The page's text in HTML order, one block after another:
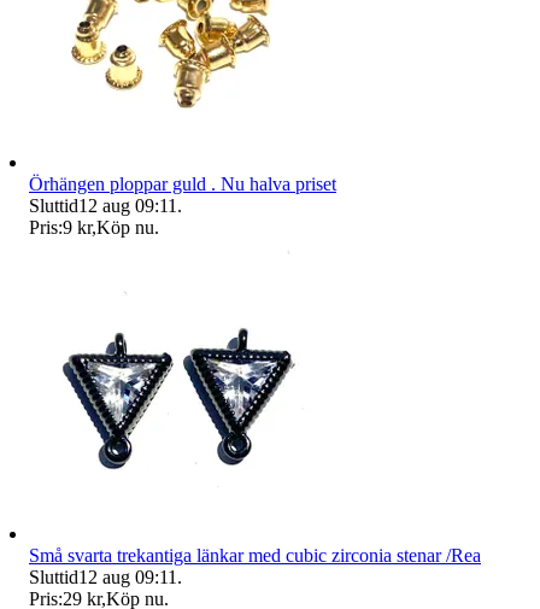
Örhängen ploppar guld . Nu halva priset
Sluttid12 aug 09:11 .
Pris:9 kr,Köp nu.
Små svarta trekantiga länkar med cubic zirconia stenar /Rea
Sluttid12 aug 09:11 .
Pris:29 kr,Köp nu.